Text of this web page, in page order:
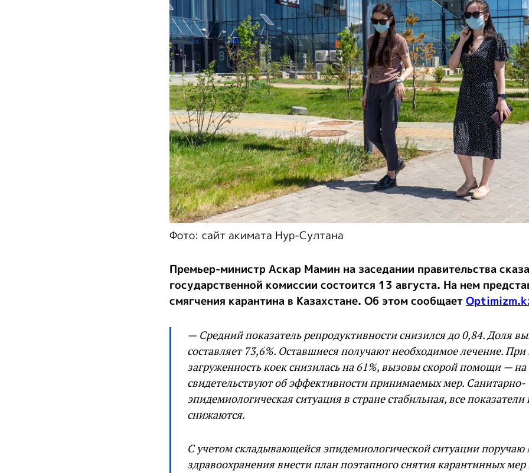
Фото: сайт акимата Нур-Султана
Премьер-министр Аскар Мамин на заседании правительства
государственной комиссии состоится 13 августа. На нем
смягчения карантина в Казахстане. Об этом сообщает
— Средний показатель репродуктивности снизился до 0,84. Доля
составляет 73,6%. Оставшиеся получают необходимое лечение. При
загруженность коек снизилась на 61%, вызовы скорой помощи — на
свидетельствуют об эффективности принимаемых мер. Санитарно-
эпидемиологическая ситуация в стране стабильная, все
снижаются.
С учетом складывающейся эпидемиологической ситуации поручаю
здравоохранения внести план поэтапного снятия карантинных мер